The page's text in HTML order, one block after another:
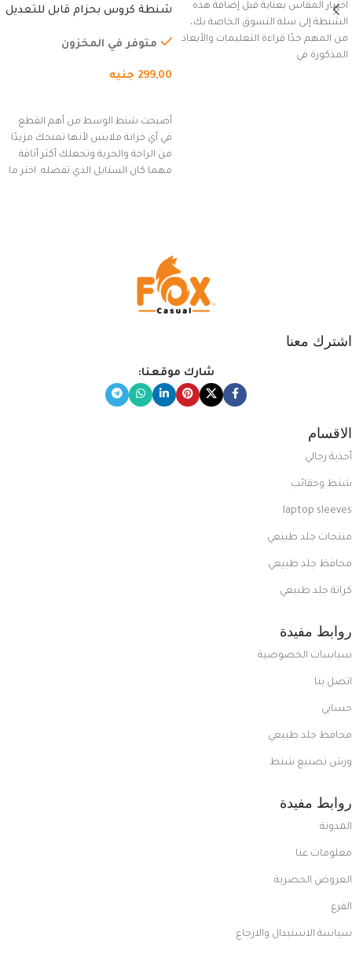
اختيار المقاس بعناية قبل إضافة هذه
الشنطة إلى سلة التسوق الخاصة بك،
من المهم جدًا قراءة التعليمات والأبعاد
المذكورة في
شنطة كروس بحزام قابل للتعديل
السفر، الجري العادي، المشي
(رمادي)
متوفر في المخزون
299,00 جنيه
أصبحت شنط الوسط من أهم القطع
في أي خزانة ملابس لأنها تمنحك مزيدًا
من الراحة والحرية وتجعلك أكثر أناقة
مهما كان الستايل الذي تفضله. اختر ما
اشترك معنا
شارك موقعنا:
الاقسام
أحذية رجالي
شنط وحقائب
laptop sleeves
منتجات جلد طبيعي
محافظ جلد طبيعي
كراتة جلد طبيعي
روابط مفيدة
سياسات الخصوصية
اتصل بنا
حسابي
محافظ جلد طبيعي
ورش تصنيع شنط
روابط مفيدة
المدونة
معلومات عنا
العروض الحصرية
الفرع
سياسة الاستبدال والارجاع